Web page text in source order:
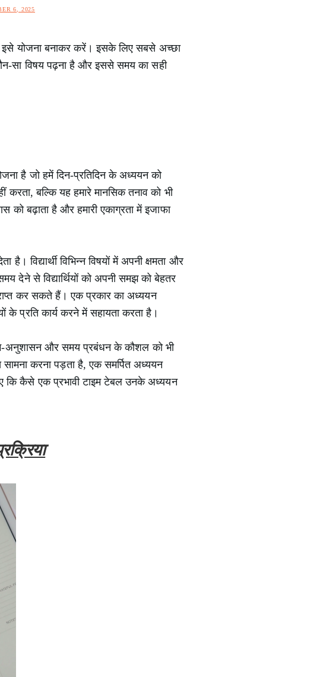
6, 2025
इसे योजना बनाकर करें। इसके लिए सबसे अच्छा
सा विषय पढ़ना है और इससे समय का सही
है जो हमें दिन-प्रतिदिन के अध्ययन को
बल्कि यह हमारे मानसिक तनाव को भी
को बढ़ाता है और हमारी एकाग्रता में इजाफा
विद्यार्थी विभिन्न विषयों में अपनी क्षमता और
से विद्यार्थियों को अपनी समझ को बेहतर
कर सकते हैं। एक प्रकार का अध्ययन
के प्रति कार्य करने में सहायता करता है।
अनुशासन और समय प्रबंधन के कौशल को भी
सामना करना पड़ता है, एक समर्पित अध्ययन
कि कैसे एक प्रभावी टाइम टेबल उनके अध्ययन